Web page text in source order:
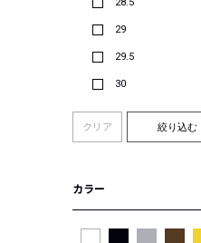
29
29.5
30
クリア 絞り込む
カラー